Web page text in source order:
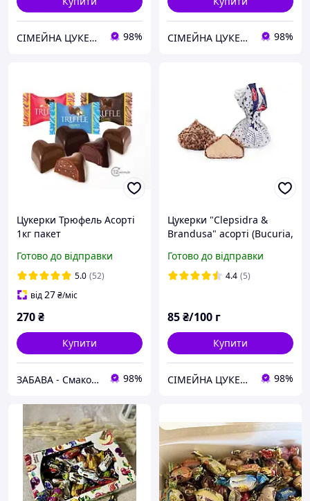
СІМЕЙНА ЦУКЕРНЯ 98% СІМЕЙНА ЦУКЕРНЯ 98%
Цукерки Трюфель Асорті
1кг пакет
Готово до відправки
5.0 (52)
від27₴/міс
270₴
Купити
ЗАБАВА - Смакота для всіеї родини 98%
Цукерки "Clepsidra &
Brandusa" асорті (Bucuria,
Готово до відправки
4.4 (5)
85₴/100 г
Купити
СІМЕЙНА ЦУКЕРНЯ 98%